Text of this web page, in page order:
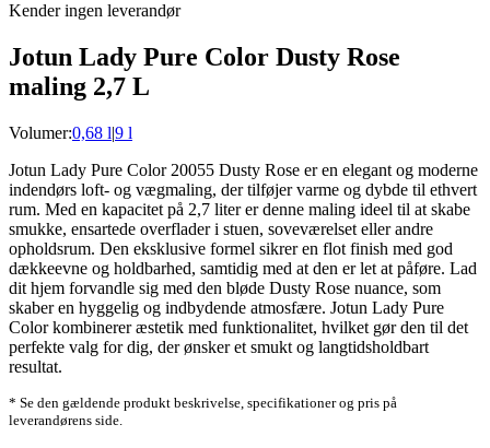
Kender ingen leverandør
Jotun Lady Pure Color Dusty Rose
maling 2,7 L
Volumer:0,68 l|9 l
Jotun Lady Pure Color 20055 Dusty Rose er en elegant og moderne
indendørs loft- og vægmaling, der tilføjer varme og dybde til ethvert
rum. Med en kapacitet på 2,7 liter er denne maling ideel til at skabe
smukke, ensartede overflader i stuen, soveværelset eller andre
opholdsrum. Den eksklusive formel sikrer en flot finish med god
dækkeevne og holdbarhed, samtidig med at den er let at påføre. Lad
dit hjem forvandle sig med den bløde Dusty Rose nuance, som
skaber en hyggelig og indbydende atmosfære. Jotun Lady Pure
Color kombinerer æstetik med funktionalitet, hvilket gør den til det
perfekte valg for dig, der ønsker et smukt og langtidsholdbart
resultat.
* Se den gældende produkt beskrivelse, specifikationer og pris på
leverandørens side.